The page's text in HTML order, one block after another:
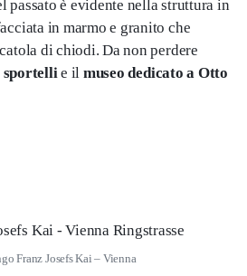
passato è evidente nella struttura in
in marmo e granito che
di chiodi. Da non perdere
sportellie il museo dedicato a Otto
Franz Josefs Kai – Vienna